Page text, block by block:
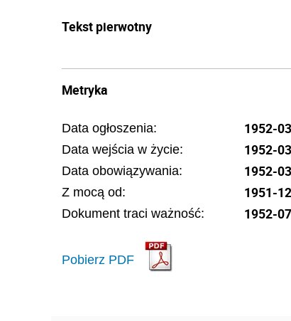
Tekst pierwotny
Metryka
Data ogłoszenia: 1952-
Data wejścia w życie: 1952-
Data obowiązywania: 1952-
Z mocą od: 1951-
Dokument traci ważność: 1952-
Pobierz PDF